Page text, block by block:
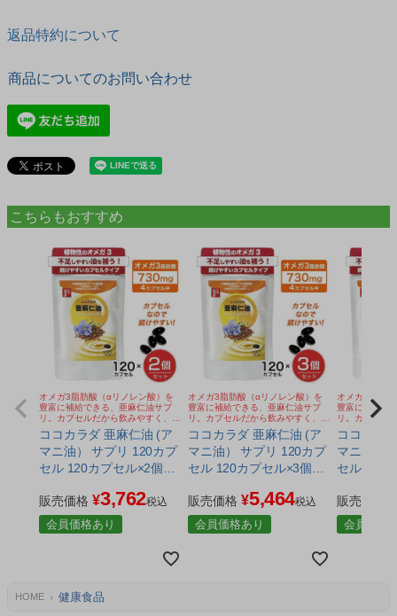
返品特約について
商品についてのお問い合わせ
こちらもおすすめ
オメガ3脂肪酸（αリノレン酸）を
豊富に補給できる、亜麻仁油サプ
リ。カプセルだから飲みやすく、続
けやすい。
ココカラダ 亜麻仁油 (ア
マニ油） サプリ 120カプ
セル 120カプセル×2個セ
イル/オメガ3脂肪酸] ※ネ
コポス対応商品
販売価格 ¥3,762税込
会員価格あり
オメガ3脂肪酸（αリノレン酸）を
豊富に補給できる、亜麻仁油サプ
リ。カプセルだから飲みやすく、続
けやすい。
ココカラダ 亜麻仁油 (ア
マニ油） サプリ 120カプ
セル 120カプセル×3個セ
イル/オメガ3脂肪酸] ※ネ
コポス対応商品
販売価格 ¥5,464税込
会員価格あり
オメガ3脂肪
豊富に補給で
リ。カプセル
ココカラ
マニ油）
セル 120
イル/オメ
販売価格
会員価格
HOME 健康食品